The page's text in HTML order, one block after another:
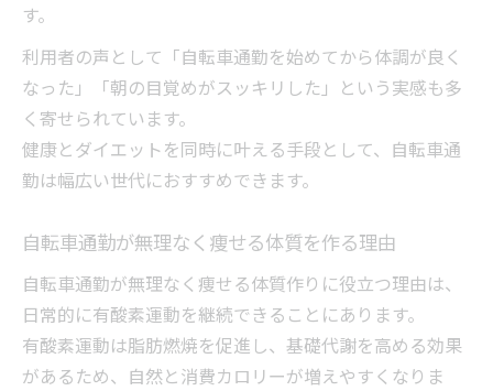
す。
利用者の声として「自転車通勤を始めてから体調が良く
なった」「朝の目覚めがスッキリした」という実感も多
く寄せられています。
健康とダイエットを同時に叶える手段として、自転車通
勤は幅広い世代におすすめできます。
自転車通勤が無理なく痩せる体質を作る理由
自転車通勤が無理なく痩せる体質作りに役立つ理由は、
日常的に有酸素運動を継続できることにあります。
有酸素運動は脂肪燃焼を促進し、基礎代謝を高める効果
があるため、自然と消費カロリーが増えやすくなりま